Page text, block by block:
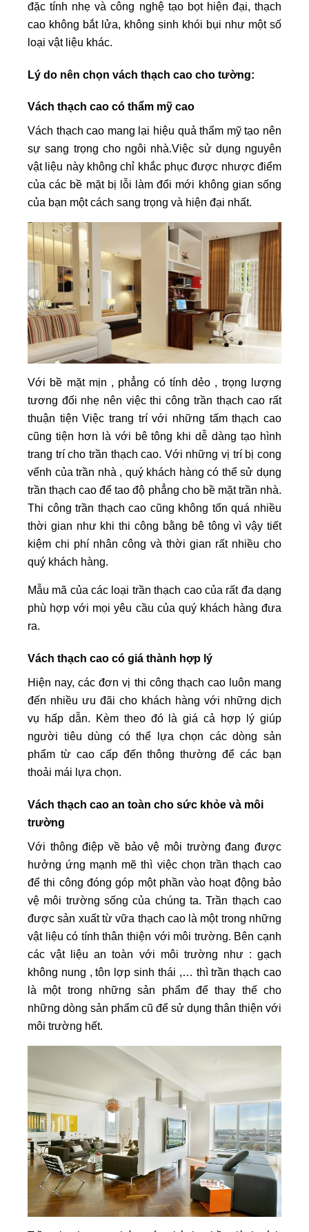
đặc tính nhẹ và công nghệ tạo bọt hiện đại, thạch
cao không bắt lửa, không sinh khói bụi như một số
loại vật liệu khác.
Lý do nên chọn vách thạch cao cho tường:
Vách thạch cao có thẩm mỹ cao
Vách thạch cao mang lại hiệu quả thẩm mỹ tạo nên
sự sang trọng cho ngôi nhà.Việc sử dụng nguyên
vật liệu này không chỉ khắc phục được nhược điểm
của các bề mặt bị lỗi làm đổi mới không gian sống
của bạn một cách sang trọng và hiện đại nhất.
Với bề mặt mịn , phẳng có tính dẻo , trọng lượng
tương đối nhẹ nên việc thi công trần thạch cao rất
thuận tiện Việc trang trí với những tấm thạch cao
cũng tiện hơn là với bê tông khi dễ dàng tạo hình
trang trí cho trần thạch cao. Với những vị trí bị cong
vểnh của trần nhà , quý khách hàng có thể sử dụng
trần thạch cao để tao độ phẳng cho bề mặt trần nhà.
Thi công trần thạch cao cũng không tốn quá nhiều
thời gian như khi thi công bằng bê tông vì vậy tiết
kiệm chi phí nhân công và thời gian rất nhiều cho
quý khách hàng.
Mẫu mã của các loại trần thạch cao của rất đa dạng
phù hợp với mọi yêu cầu của quý khách hàng đưa
ra.
Vách thạch cao có giá thành hợp lý
Hiện nay, các đơn vị thi công thạch cao luôn mang
đến nhiều ưu đãi cho khách hàng với những dịch
vụ hấp dẫn. Kèm theo đó là giá cả hợp lý giúp
người tiêu dùng có thể lựa chọn các dòng sản
phẩm từ cao cấp đến thông thường để các bạn
thoải mái lựa chọn.
Vách thạch cao an toàn cho sức khỏe và môi
trường
Với thông điệp về bảo vệ môi trường đang được
hưởng ứng mạnh mẽ thì việc chọn trần thạch cao
để thi công đóng góp một phần vào hoạt động bảo
vệ môi trường sống của chúng ta. Trần thạch cao
được sản xuất từ vữa thạch cao là một trong những
vật liệu có tính thân thiện với môi trường. Bên cạnh
các vật liệu an toàn với môi trường như : gạch
không nung , tôn lợp sinh thái ,… thì trần thạch cao
là một trong những sản phẩm để thay thế cho
những dòng sản phẩm cũ để sử dụng thân thiện với
môi trường hết.